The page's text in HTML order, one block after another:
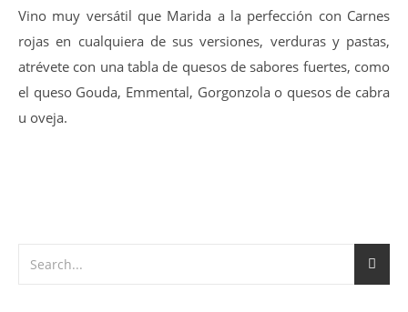
Vino muy versátil que Marida a la perfección con Carnes
rojas en cualquiera de sus versiones, verduras y pastas,
atrévete con una tabla de quesos de sabores fuertes, como
el queso Gouda, Emmental, Gorgonzola o quesos de cabra
u oveja.